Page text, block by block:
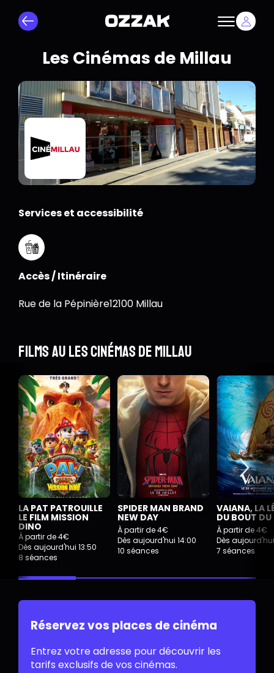
Les Cinémas de Millau
Services et accessibilité
Accès / Itinéraire
Rue de la Pépinière12100 Millau
Films au Les Cinémas de Millau
LA PAT PATROUILLE
LE FILM MISSION
DINO
À partir de 4€
Dès aujourd'hui 13:50
8 séances
SPIDER MAN BRAND
NEW DAY
À partir de 4€
Dès aujourd'hui 14:00
10 séances
VAIANA, LA
DU BOUT
À partir de 4€
Dès
7 séances
Réservez vos places de cinéma
Entrez votre adresse pour découvrir les
tarifs exclusifs de vos cinémas.